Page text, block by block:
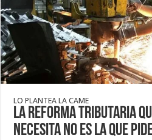
LO PLANTEA LA CAME
La reforma tributaria
necesita no es la que